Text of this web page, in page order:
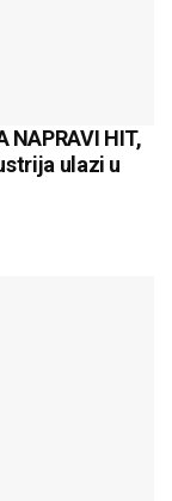
NAPRAVI HIT,
ulazi u